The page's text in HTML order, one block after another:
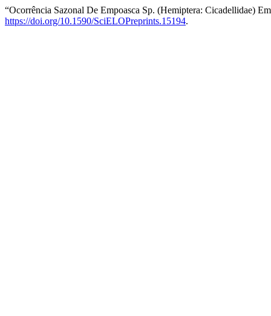
“Ocorrência Sazonal De Empoasca Sp. (Hemiptera: Cicadellidae)
https://doi.org/10.1590/SciELOPreprints.15194.